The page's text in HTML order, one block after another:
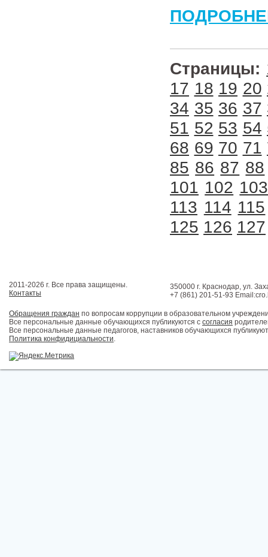
Страницы:
17 18 19 20
34 35 36 37
51 52 53 54
68 69 70 71
85 86 87 88
101 102 103
113 114 115
125 126 127
2011-2026 г. Все права защищены.
Контакты
350000 г. Краснодар, ул.
+7 (861) 201-51-93
Обращения граждан по вопросам коррупции в образовательном
Все персональные данные обучающихся публикуются с согласия
Все персональные данные педагогов, наставников обучающихся
Политика конфидициальности.